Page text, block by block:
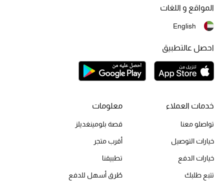
أحذية النسائية
أحذية للأطفال
أبرز المصممين
خدمات العملاء
تواصلو معنا
خيارات التوصيل
خيارات الدفع
تتبع طلبك
معلومات
قصة بلومينغديلز
أقرب متجر
تطبيقنا
طُرق أسهل للدفع
المواقع و اللغات
English
احصل عالتطبيق